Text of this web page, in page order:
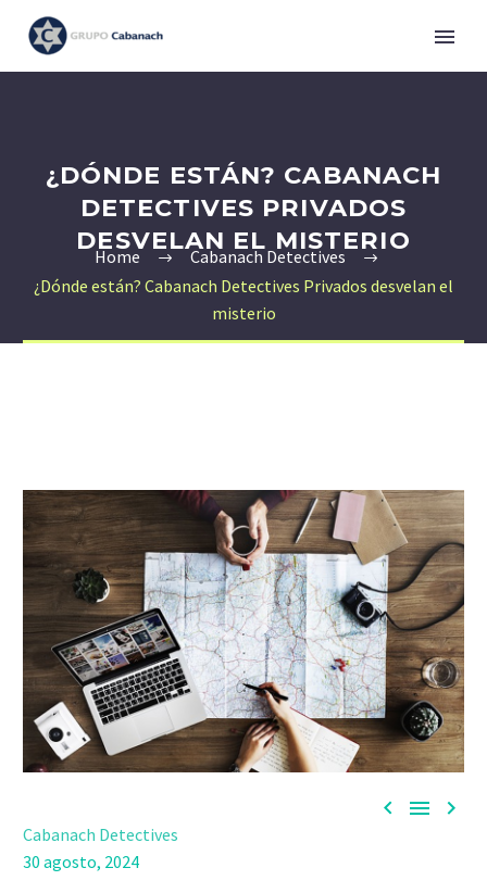
¿DÓNDE ESTÁN? CABANACH
DETECTIVES PRIVADOS
DESVELAN EL MISTERIO
Home
Cabanach Detectives
¿Dónde están? Cabanach Detectives Privados desvelan el
misterio
  
Cabanach Detectives
30 agosto, 2024